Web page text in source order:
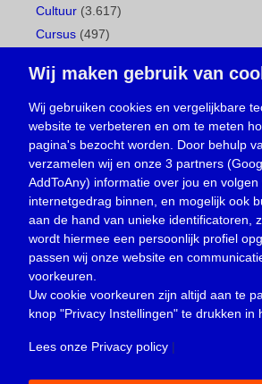
Cultuur (3.617)
Cursus (497)
Gemeentepagina(104)
Ingezonden brief(538)
Media(156)
Nieuws (23.329)
Oproep(734)
Overlijden(39)
Podcast(18)
prijsvraag (5)
Religie (1.438)
Service(226)
Wij maken gebruik van
Wij gebruiken cookies en vergelijkbare
website te verbeteren en om te meten
pagina's bezocht worden. Door behulp
verzamelen wij en onze 3 partners
AddToAny) informatie over jou en volgen
internetgedrag binnen, en mogelijk ook
aan de hand van unieke identificatoren,
wordt hiermee een persoonlijk profiel
passen wij onze website en
voorkeuren.
Uw cookie voorkeuren zijn altijd aan te
knop "Privacy Instellingen" te drukken in
Lees onze Privacy policy |